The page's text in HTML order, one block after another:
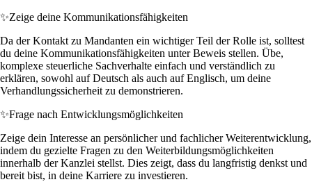
✨Zeige deine Kommunikationsfähigkeiten
Da der Kontakt zu Mandanten ein wichtiger Teil der Rolle ist, solltest
du deine Kommunikationsfähigkeiten unter Beweis stellen. Übe,
komplexe steuerliche Sachverhalte einfach und verständlich zu
erklären, sowohl auf Deutsch als auch auf Englisch, um deine
Verhandlungssicherheit zu demonstrieren.
✨Frage nach Entwicklungsmöglichkeiten
Zeige dein Interesse an persönlicher und fachlicher Weiterentwicklung,
indem du gezielte Fragen zu den Weiterbildungsmöglichkeiten
innerhalb der Kanzlei stellst. Dies zeigt, dass du langfristig denkst und
bereit bist, in deine Karriere zu investieren.